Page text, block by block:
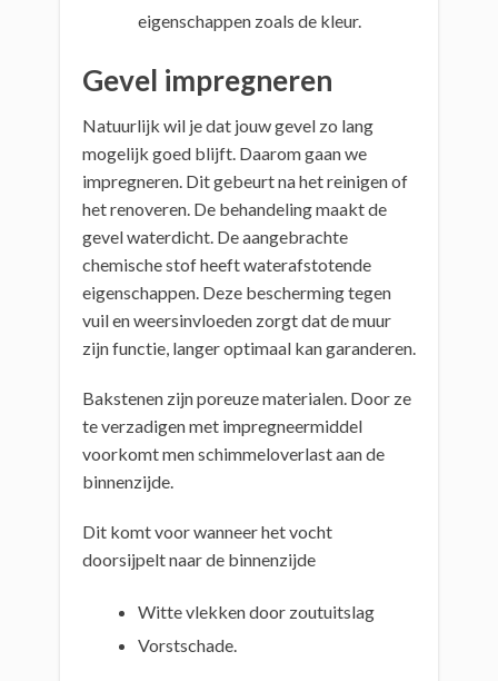
eigenschappen zoals de kleur.
Gevel impregneren
Natuurlijk wil je dat jouw gevel zo lang
mogelijk goed blijft. Daarom gaan we
impregneren. Dit gebeurt na het reinigen of
het renoveren. De behandeling maakt de
gevel waterdicht. De aangebrachte
chemische stof heeft waterafstotende
eigenschappen. Deze bescherming tegen
vuil en weersinvloeden zorgt dat de muur
zijn functie, langer optimaal kan garanderen.
Bakstenen zijn poreuze materialen. Door ze
te verzadigen met impregneermiddel
voorkomt men schimmeloverlast aan de
binnenzijde.
Dit komt voor wanneer het vocht
doorsijpelt naar de binnenzijde
Witte vlekken door zoutuitslag
Vorstschade.